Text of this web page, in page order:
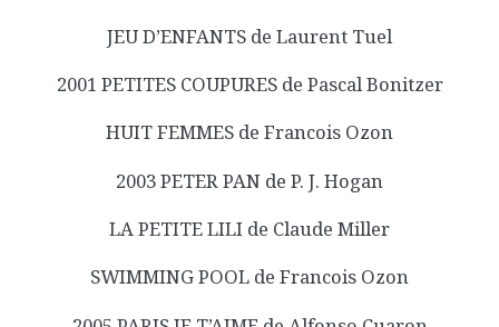
JEU D’ENFANTS de Laurent Tuel
2001 PETITES COUPURES de Pascal Bonitzer
HUIT FEMMES de Francois Ozon
2003 PETER PAN de P. J. Hogan
LA PETITE LILI de Claude Miller
SWIMMING POOL de Francois Ozon